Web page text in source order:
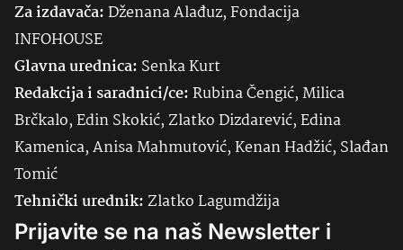
Za izdavača:Dženana Alađuz, Fondacija
INFOHOUSE
Glavna urednica: SenkaKurt
Redakcija i saradnici/ce:Rubina Čengić, Milica
Brčkalo, Edin Skokić, Zlatko Dizdarević, Edina
Kamenica, Anisa Mahmutović, Kenan Hadžić, Slađan
Tomić
Tehnički urednik:Zlatko Lagumdžija
Prijavite se na naš Newsletter i